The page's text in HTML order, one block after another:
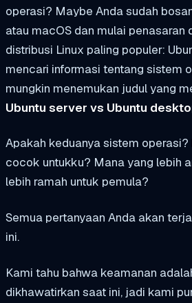
operasi? Maybe Anda sudah
atau macOS dan mulai penasaran
distribusi Linux paling populer:
mencari informasi tentang sistem
mungkin menemukan judul yang
Ubuntu server vs Ubuntu
Apakah keduanya sistem
cocok untukku? Mana yang lebih
lebih ramah untuk pemula?
Semua pertanyaan Anda akan
ini.
Kami tahu bahwa keamanan
dikhawatirkan saat ini, jadi kami